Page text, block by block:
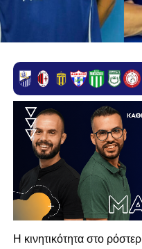
Η κινητικότητα στο